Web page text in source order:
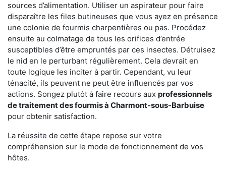
sources d’alimentation. Utiliser un aspirateur pour faire
disparaître les files butineuses que vous ayez en présence
une colonie de fourmis charpentières ou pas. Procédez
ensuite au colmatage de tous les orifices d’entrée
susceptibles d’être empruntés par ces insectes. Détruisez
le nid en le perturbant régulièrement. Cela devrait en
toute logique les inciter à partir. Cependant, vu leur
ténacité, ils peuvent ne peut être influencés par vos
actions. Songez plutôt à faire recours aux professionnels
de traitement des fourmis à Charmont-sous-Barbuise
pour obtenir satisfaction.
La réussite de cette étape repose sur votre
compréhension sur le mode de fonctionnement de vos
hôtes.